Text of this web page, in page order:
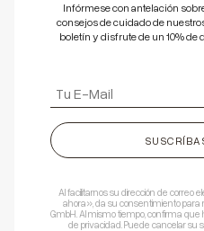
Infórmese con antelación
consejos de cuidado de
boletín y disfrute de un 10%
Al facilitarnos su dirección de correo
ahora», da su consentimiento para
GmbH. Al mismo tiempo, confirma
de privacidad. Puede cancelar su